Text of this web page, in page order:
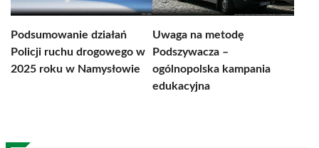
Podsumowanie działań
Policji ruchu drogowego w
2025 roku w Namysłowie
Uwaga na metodę
Podszywacza –
ogólnopolska kampania
edukacyjna